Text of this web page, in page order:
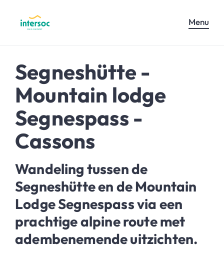
Menu
Segneshütte -
Mountain lodge
Segnespass -
Cassons
Wandeling tussen de
Segneshütte en de Mountain
Lodge Segnespass via een
prachtige alpine route met
adembenemende uitzichten.